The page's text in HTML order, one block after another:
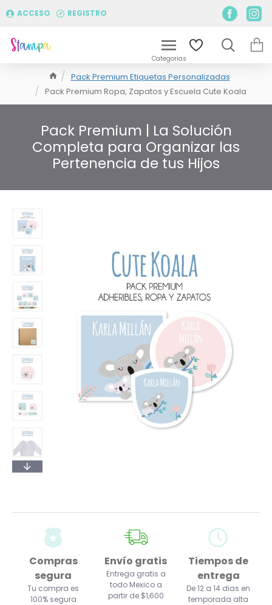
ACCESO REGISTRO
Pack Premium Etiquetas Personalizadas
Pack Premium Ropa, Zapatos y Escuela Cute Koala
Pack Premium | La Solución
Completa para Organizar las
Pertenencia de tus Hijos
Compras
segura
Tu compra es
100% segura
Envío gratis
Entrega gratis a
todo Mexico a
partir de $1,600
Tiempos de
entrega
De 12 a 14 dias en
temporada alta